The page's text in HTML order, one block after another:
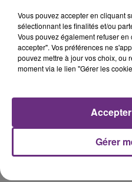
Vous pouvez accepter en cliquant
sélectionnant les finalités et/ou
Vous pouvez également refuser
accepter". Vos préférences ne
pouvez mettre à jour vos choix, ou
moment via le lien "Gérer les
Gérer